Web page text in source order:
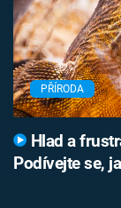
PŘÍRODA
Hlad a
Podívejte se,